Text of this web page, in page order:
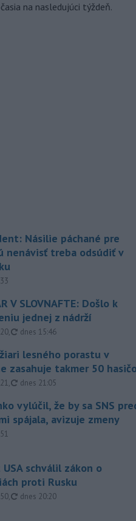
na nasledujúci týždeň.
Násilie páchané pre
nenávisť treba odsúdiť v
V SLOVNAFTE: Došlo k
jednej z nádrží
, aktualizované
dnes 15:46
lesného porastu v
zasahuje takmer 50
, aktualizované
dnes 21:05
vylúčil, že by sa SNS
spájala, avizuje zmeny
USA schválil zákon o
proti Rusku
, aktualizované
dnes 20:20